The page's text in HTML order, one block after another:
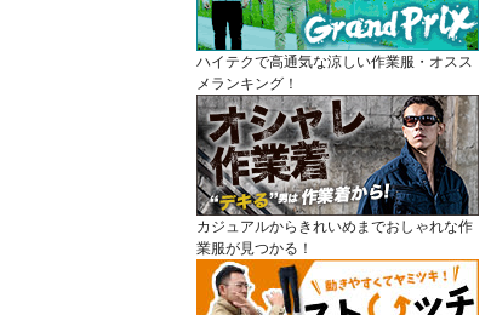
ハイテクで高通気な涼しい作業服・オスス
メランキング！
カジュアルからきれいめまでおしゃれな作
業服が見つかる！